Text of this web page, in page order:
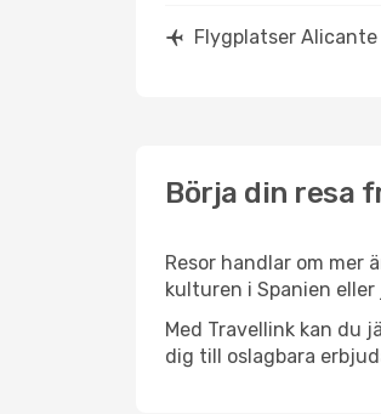
Flygplatser Alicante
Börja din resa
Resor handlar om mer
kulturen i Spanien
Med Travellink kan du
dig till oslagbara